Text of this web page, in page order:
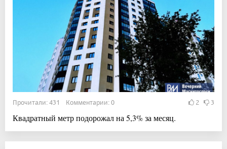
Прочитали: 431 Комментарии: 0 2 3
Квадратный метр подорожал на 5,3% за месяц.